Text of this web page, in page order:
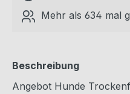
Mehr als 634 mal
Beschreibung
Angebot Hunde